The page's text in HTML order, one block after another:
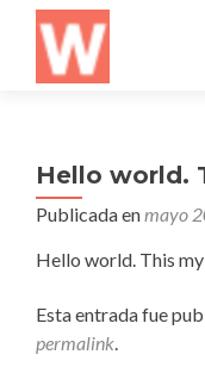
Hello world.
Publicada enmayo
Hello world. This
Esta entrada fue
permalink.